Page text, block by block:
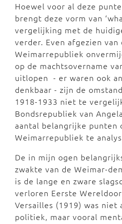
Hoewel voor al deze
brengt deze vorm van
vergelijking met de
verder. Even afgezien van
Weimarrepubliek
op de machtsovername
uitlopen - er waren ook
denkbaar - zijn de
1918-1933 niet te
Bondsrepubliek van
aantal belangrijke punten
Weimarrepubliek te
De in mijn ogen
zwakte van de Weimar-
is de lange en zware
verloren Eerste
Versailles (1919) was niet
politiek, maar vooral